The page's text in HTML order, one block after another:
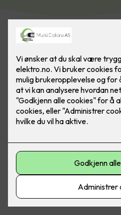
Høsten 2022 åpnet
søke om støtte på opptil
spare energi. De som fikk
gjennomføre tiltakene, og med
enkel sak.